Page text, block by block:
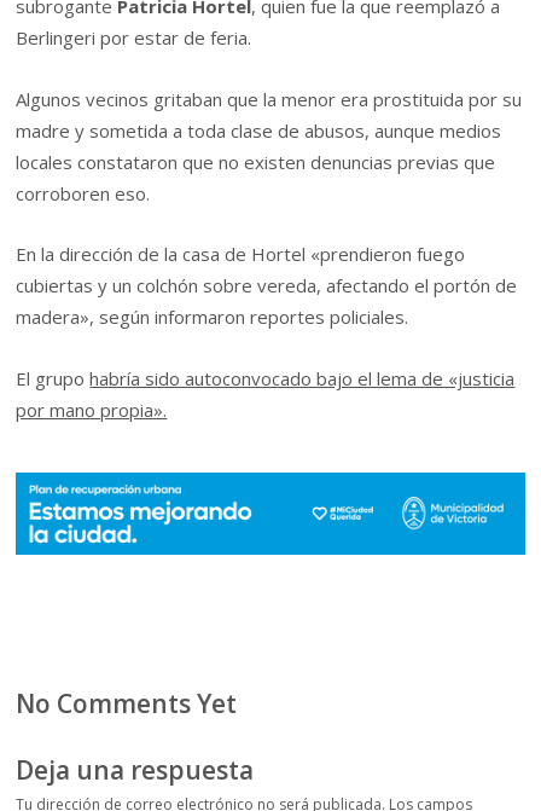
subrogante Patricia Hortel, quien fue la que reemplazó a
Berlingeri por estar de feria.
Algunos vecinos gritaban que la menor era prostituida por su
madre y sometida a toda clase de abusos, aunque medios
locales constataron que no existen denuncias previas que
corroboren eso.
En la dirección de la casa de Hortel «prendieron fuego
cubiertas y un colchón sobre vereda, afectando el portón de
madera», según informaron reportes policiales.
El grupohabría sido autoconvocado bajo el lema de «justicia
por mano propia».
No Comments Yet
Deja una respuesta
Tu dirección de correo electrónico no será publicada. Los campos